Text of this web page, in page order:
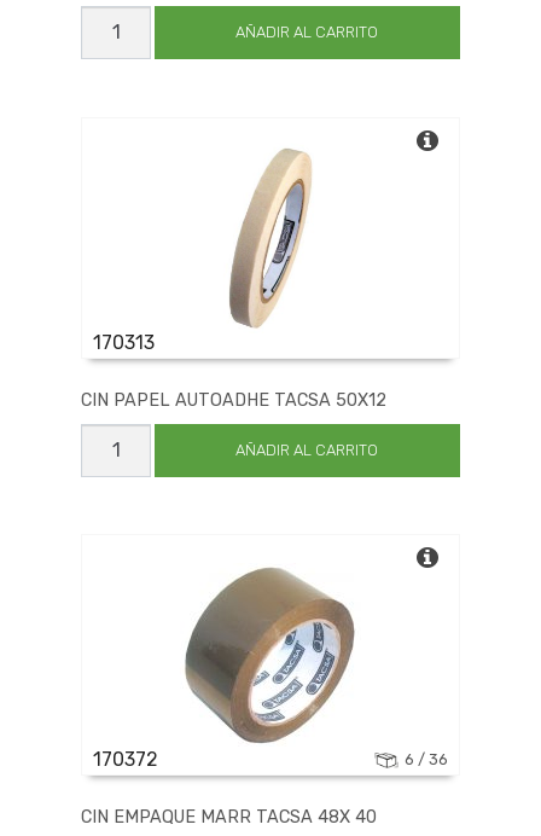
CIN
EMPAQUE
AÑADIR AL CARRITO
170313
CIN PAPEL AUTOADHE TACSA 50X12
CIN
PAPEL
AÑADIR AL CARRITO
170372 6 / 36
CIN EMPAQUE MARR TACSA 48X 40